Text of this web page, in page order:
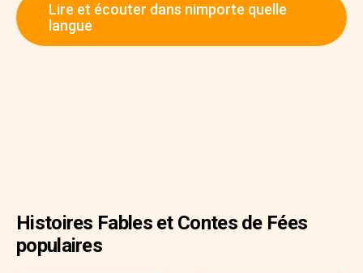
espérait un jour devenir chevalier.
Un jour, il arriva à Tom d'aller dans un palais royal pour voir
Lire et écouter dans nimporte quelle
langue
Histoires Fables et Contes de Fées
populaires